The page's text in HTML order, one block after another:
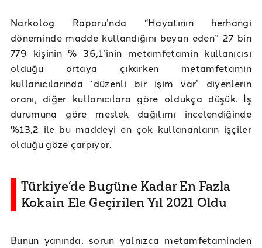
Narkolog Raporu’nda “Hayatının herhangi
döneminde madde kullandığını beyan eden’’ 27 bin
779 kişinin % 36,1’inin metamfetamin kullanıcısı
olduğu ortaya çıkarken metamfetamin
kullanıcılarında ‘düzenli bir işim var’ diyenlerin
oranı, diğer kullanıcılara göre oldukça düşük. İş
durumuna göre meslek dağılımı incelendiğinde
%13,2 ile bu maddeyi en çok kullananların işçiler
olduğu göze çarpıyor.
Türkiye’de Bugüne Kadar En Fazla
Kokain Ele Geçirilen Yıl 2021 Oldu
Bunun yanında, sorun yalnızca metamfetaminden